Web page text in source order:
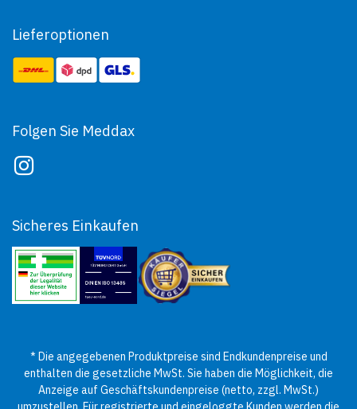
Lieferoptionen
Folgen Sie Meddax
Sicheres Einkaufen
* Die angegebenen Produktpreise sind Endkundenpreise und
enthalten die gesetzliche MwSt. Sie haben die Möglichkeit, die
Anzeige auf Geschäftskundenpreise (netto, zzgl. MwSt.)